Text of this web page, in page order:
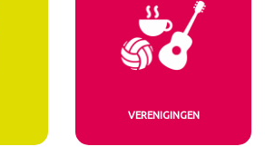
VERENIGINGEN